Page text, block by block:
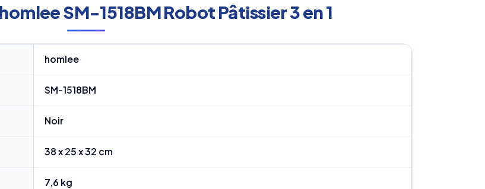
SM-1518BM Robot Pâtissier 3 en 1
homlee
SM-1518BM
Noir
38 x 25 x 32 cm
7,6 kg